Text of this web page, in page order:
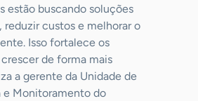
estão buscando soluções
reduzir custos e melhorar o
Isso fortalece os
de forma mais
a gerente da Unidade de
e Monitoramento do